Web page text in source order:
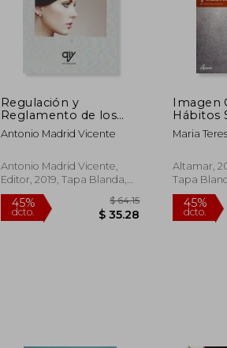
dcto. $ 65.22
Regulación y
Reglamento de los
Productos Cosméticos
Antonio Madrid Vicente
Antonio Madrid Vicente,
Editor, 2019, Tapa Blanda,
Nuevo
Imagen
Hábitos
Maria
Altamar,
Tapa